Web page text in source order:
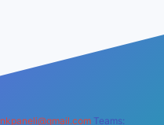
Teams: